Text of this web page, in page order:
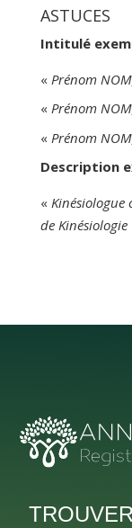
la
ASTUCES
Intitulé
« Prénom
« Prénom
« Prénom
Description
« Kinésiologue
de